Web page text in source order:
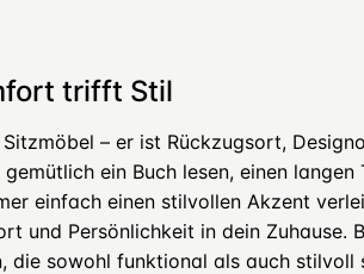
trifft Stil
– er ist Rückzugsort,
ein Buch lesen, einen langen
einfach einen stilvollen Akzent
und Persönlichkeit in dein Zuhause.
die sowohl funktional als auch stilvoll